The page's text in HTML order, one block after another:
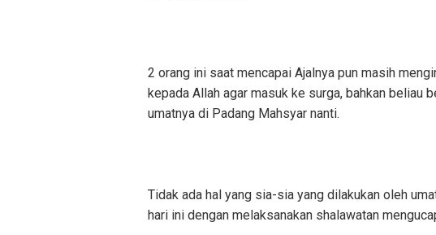
2 orang ini saat mencapai Ajalnya pun masih
kepada Allah agar masuk ke surga, bahkan beliau
umatnya di Padang Mahsyar nanti.
Tidak ada hal yang sia-sia yang dilakukan oleh
hari ini dengan melaksanakan shalawatan